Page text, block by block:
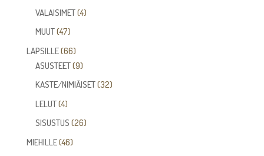
VALAISIMET 44
MUUT 4747
tuotetta
LAPSILLE 6666
tuotetta
ASUSTEET 99
tuotetta
KASTE/NIMIÄISET 3232
LELUT 44
tuotetta
SISUSTUS 2626
MIEHILLE 4646